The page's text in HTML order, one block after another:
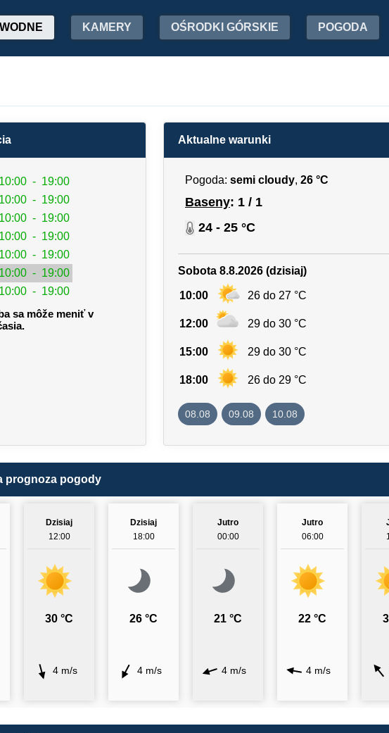
KAMERY OŚRODKI GÓRSKIE POGODA
10:00 - 19:00
10:00 - 19:00
10:00 - 19:00
10:00 - 19:00
10:00 - 19:00
10:00 - 19:00
10:00 - 19:00
sa môže meniť v
Aktualne warunki
Pogoda: semi cloudy, 26 °C
Baseny: 1 / 1
24 - 25 °C
Sobota 8.8.2026 (dzisiaj)
10:00 26 do 27 °C
12:00 29 do 30 °C
15:00 29 do 30 °C
18:00 26 do 29 °C
08.08 09.08 10.08
prognoza pogody
Dzisiaj
12:00
30 °C
4 m/s
Dzisiaj
18:00
26 °C
4 m/s
Jutro
00:00
21 °C
4 m/s
Jutro
06:00
22 °C
4 m/s